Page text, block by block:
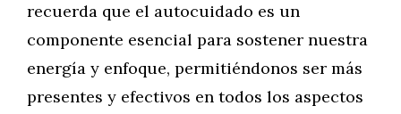
recuerda que el autocuidado es un
componente esencial para sostener nuestra
energía y enfoque, permitiéndonos ser más
presentes y efectivos en todos los aspectos